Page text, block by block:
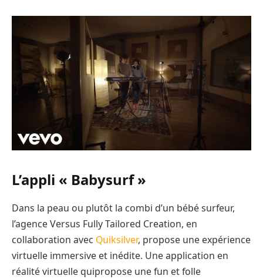
L’appli « Babysurf »
Dans la peau ou plutôt la combi d’un bébé surfeur,
l’agence Versus Fully Tailored Creation, en
collaboration avec Quiksilver, propose une expérience
virtuelle immersive et inédite. Une application en
réalité virtuelle quipropose une fun et folle